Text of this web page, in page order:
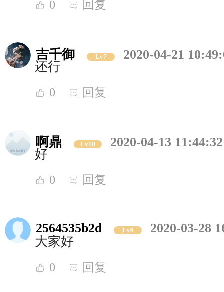
0 回复
吉千御 Lv7
2020-04-21
还行
0 回复
啊鼎 Lv10
2020-04-13 11:44:32
好
0 回复
2564535b2d Lv9
2020-03-28
大家好
0 回复